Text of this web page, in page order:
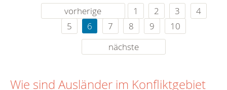
vorherige 1 2 3
4
5
6 7 8 9
10
nächste
Wie sind Ausländer im Konfliktgebiet